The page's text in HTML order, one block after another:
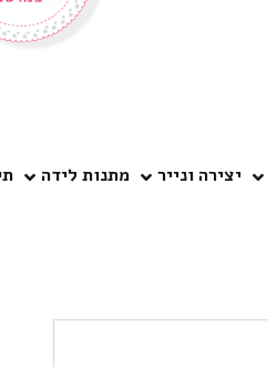
יצירה ונייר מתנות לידה